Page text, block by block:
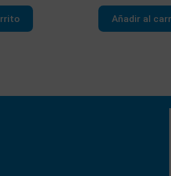
Añadir al